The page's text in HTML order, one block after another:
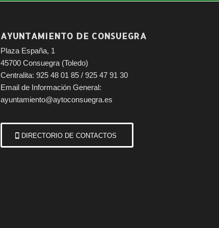
AYUNTAMIENTO DE CONSUEGRA
Plaza España, 1
45700 Consuegra (Toledo)
Centralita: 925 48 01 85 / 925 47 91 30
Email de Información General:
ayuntamiento@aytoconsuegra.es
DIRECTORIO DE CONTACTOS